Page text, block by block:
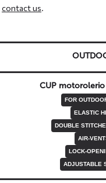
contact us.
CUP motorolerio
FOR
ELASTIC
DOUBLE
AIR-
LOCK-
ADJUSTABLE